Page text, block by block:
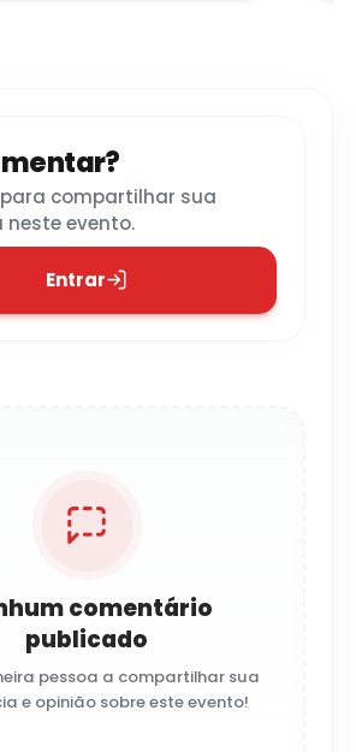
compartilhar sua
neste evento.
Entrar
comentário
publicado
pessoa a compartilhar sua
e opinião sobre este evento!